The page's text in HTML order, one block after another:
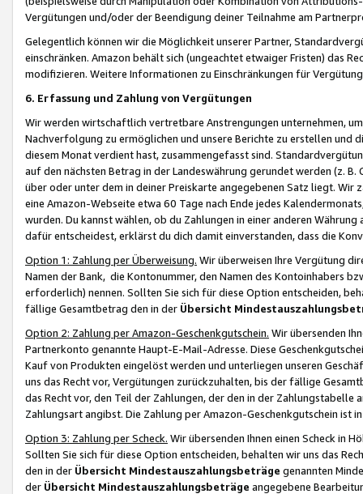
Vergütungen und/oder der Beendigung deiner Teilnahme am
Gelegentlich können wir die Möglichkeit unserer Partner,
einschränken. Amazon behält sich (ungeachtet etwaiger Fristen) das
modifizieren. Weitere Informationen zu Einschränkungen für
6. Erfassung und Zahlung von Vergütungen
Wir werden wirtschaftlich vertretbare Anstrengungen unternehmen,
Nachverfolgung zu ermöglichen und unsere Berichte zu erstellen und
diesem Monat verdient hast, zusammengefasst sind.
auf den nächsten Betrag in der Landeswährung gerundet werden (z.
über oder unter dem in deiner Preiskarte angegebenen Satz liegt.
eine Amazon-Webseite etwa 60 Tage nach Ende jedes
wurden. Du kannst wählen, ob du Zahlungen in einer anderen
dafür entscheidest, erklärst du dich damit einverstanden, dass die
Option 1: Zahlung per Überweisung. Wir überweisen Ihre Vergütung
Namen der Bank, die Kontonummer, den Namen des Kontoinhabers
erforderlich) nennen. Sollten Sie sich für diese Option entscheiden,
fällige Gesamtbetrag den in der Übersicht
Option 2: Zahlung per Amazon-Geschenkgutschein. Wir übersenden
Partnerkonto genannte Haupt-E-Mail-Adresse. Diese
Kauf von Produkten eingelöst werden und unterliegen unseren
uns das Recht vor, Vergütungen zurückzuhalten, bis der fällige
das Recht vor, den Teil der Zahlungen, der den in der
Zahlungsart angibst. Die Zahlung per Amazon-Geschenkgutschein ist
Option 3: Zahlung per Scheck. Wir übersenden Ihnen einen Scheck in
Sollten Sie sich für diese Option entscheiden, behalten wir uns das
den in der Übersicht Mindestauszahlungsbeträge genannten
der Übersicht Mindestauszahlungsbeträge angegebene